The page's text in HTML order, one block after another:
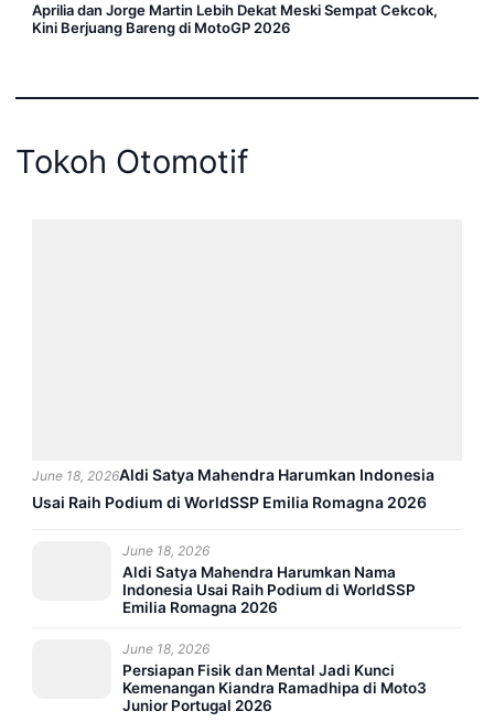
Aprilia dan Jorge Martin Lebih Dekat Meski Sempat Cekcok,
Kini Berjuang Bareng di MotoGP 2026
Tokoh Otomotif
June 18, 2026Aldi Satya Mahendra Harumkan Indonesia
Usai Raih Podium di WorldSSP Emilia Romagna 2026
June 18, 2026
Aldi Satya Mahendra Harumkan Nama
Indonesia Usai Raih Podium di WorldSSP
Emilia Romagna 2026
June 18, 2026
Persiapan Fisik dan Mental Jadi Kunci
Kemenangan Kiandra Ramadhipa di Moto3
Junior Portugal 2026